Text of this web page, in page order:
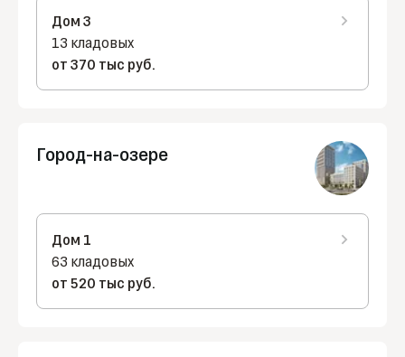
Дом 3
13 кладовых
от 370 тыс руб.
Город-на-озере
Дом 1
63 кладовых
от 520 тыс руб.